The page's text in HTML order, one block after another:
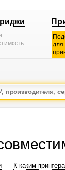
для
К каким